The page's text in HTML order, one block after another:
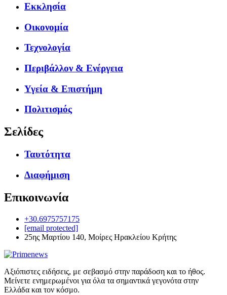
Εκκλησία
Οικονομία
Τεχνολογία
Περιβάλλον & Ενέργεια
Υγεία & Επιστήμη
Πολιτισμός
Σελίδες
Ταυτότητα
Διαφήμιση
Επικοινωνία
+30.6975757175
[email protected]
25ης Μαρτίου 140, Μοίρες Ηρακλείου Κρήτης
Αξιόπιστες ειδήσεις, με σεβασμό στην παράδοση και το ήθος.
Μείνετε ενημερωμένοι για όλα τα σημαντικά γεγονότα στην
Ελλάδα και τον κόσμο.